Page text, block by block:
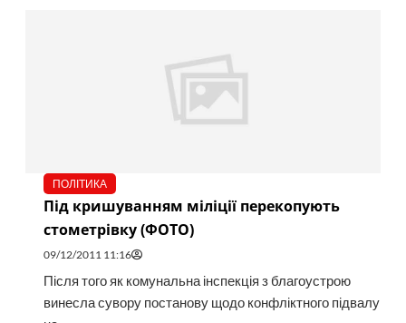
ПОЛІТИКА
Під кришуванням міліції перекопують
стометрівку (ФОТО)
09/12/2011 11:16
Після того як комунальна інспекція з благоустрою
винесла сувору постанову щодо конфліктного підвалу